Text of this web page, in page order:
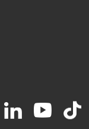
LinkedInYouTube
TikTok